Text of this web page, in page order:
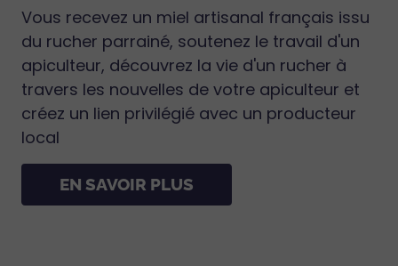
Vous recevez un miel artisanal français issu
du rucher parrainé, soutenez le travail d'un
apiculteur, découvrez la vie d'un rucher à
travers les nouvelles de votre apiculteur et
créez un lien privilégié avec un producteur
local
EN SAVOIR PLUS